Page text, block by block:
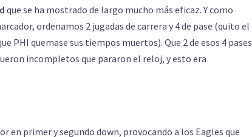
que se ha mostrado de largo mucho más eficaz. Y como
ordenamos 2 jugadas de carrera y 4 de pase (quito el
PHI quemase sus tiempos muertos). Que 2 de esos 4 pases
incompletos que pararon el reloj, y esto era
en primer y segundo down, provocando a los Eagles que